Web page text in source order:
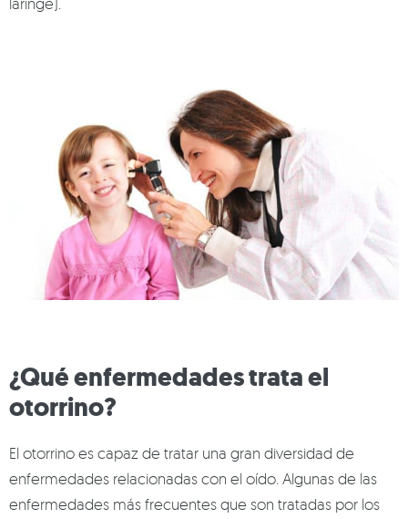
¿Qué enfermedades trata el
otorrino?
El otorrino es capaz de tratar una gran diversidad de
enfermedades relacionadas con el oído. Algunas de las
enfermedades más frecuentes que son tratadas por los